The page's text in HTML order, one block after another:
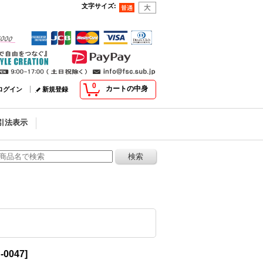
文字サイズ:
0 カートの中身
グイン 新規登録
法表示
0047]